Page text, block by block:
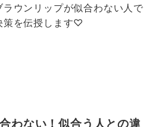
ウンリップが似合わない人で
策を伝授します♡
わない！似合う人との違